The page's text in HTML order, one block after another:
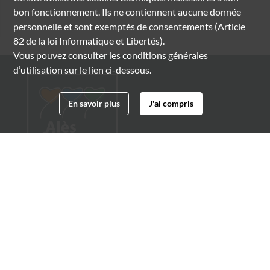
bon fonctionnement. Ils ne contiennent aucune donnée
personnelle et sont exemptés de consentements (Article
82 de la loi Informatique et Libertés).
Vous pouvez consulter les conditions générales
d’utilisation sur le lien ci-dessous.
En savoir plus J'ai compris